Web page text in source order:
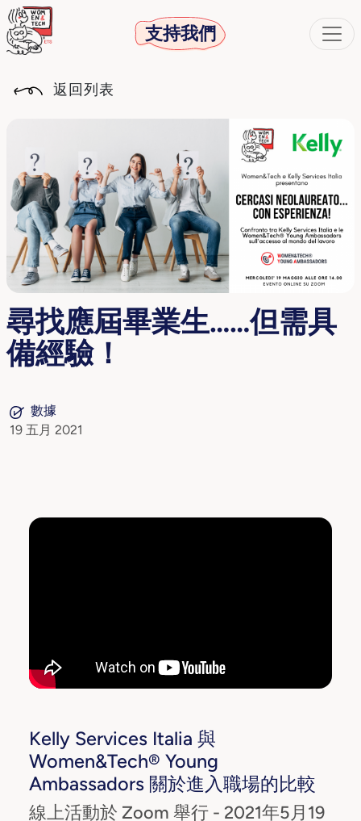
支持我們
返回列表
尋找應屆畢業生……但需具
備經驗！
數據
19 五月 2021
Kelly Services Italia 與
Women&Tech® Young
Ambassadors 關於進入職場的比較
線上活動於 Zoom 舉行 - 2021年5月19